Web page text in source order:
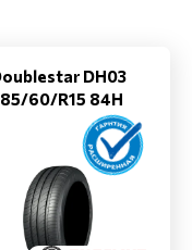
DH03
60/R15 84H